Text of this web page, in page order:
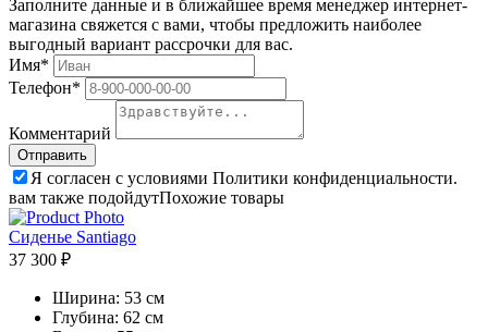
Заполните данные и в ближайшее время менеджер интернет-
магазина свяжется с вами, чтобы предложить наиболее
выгодный вариант рассрочки для вас.
Имя*
Телефон*
Комментарий
Я согласен с условиями Политики конфиденциальности.
вам также подойдутПохожие товары
Сиденье Santiago
37 300 ₽
Ширина: 53 см
Глубина: 62 см